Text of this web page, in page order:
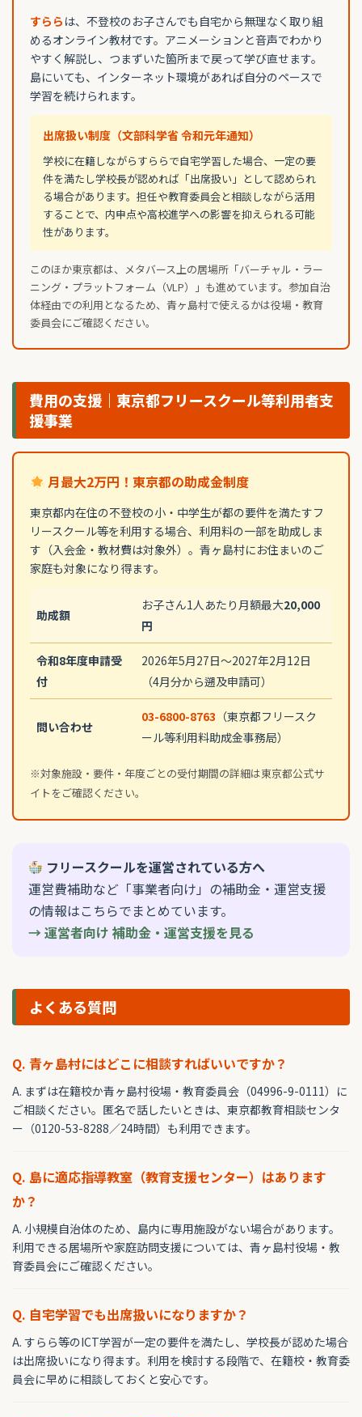
すらら は、不登校のお子さんでも自宅から無理なく取り組
めるオンライン教材です。アニメーションと音声でわかり
やすく解説し、つまずいた箇所まで戻って学び直せます。
島にいても、インターネット環境があれば自分のペースで
学習を続けられます。
出席扱い制度（文部科学省 令和元年通知）
学校に在籍しながらすららで自宅学習した場合、一定の要
件を満たし学校長が認めれば「出席扱い」として認められ
る場合があります。担任や教育委員会と相談しながら活用
することで、内申点や高校進学への影響を抑えられる可能
性があります。
このほか東京都は、メタバース上の居場所「バーチャル・ラー
ニング・プラットフォーム（VLP）」も進めています。参加自治
体経由での利用となるため、青ヶ島村で使えるかは役場・教育
委員会にご確認ください。
費用の支援｜東京都フリースクール等利用者支
援事業
月最大2万円！東京都の助成金制度
東京都内在住の不登校の小・中学生が都の要件を満たすフ
リースクール等を利用する場合、利用料の一部を助成しま
す（入会金・教材費は対象外）。青ヶ島村にお住まいのご
家庭も対象になり得ます。
助成額
お子さん1人あたり月額最大20,000
円
令和8年度申請受
付
2026年5月27日〜2027年2月12日
（4月分から遡及申請可）
問い合わせ
03-6800-8763 （東京都フリースク
ール等利用料助成金事務局）
※対象施設・要件・年度ごとの受付期間の詳細は東京都公式サ
イトをご確認ください。
フリースクールを運営されている方へ
運営費補助など「事業者向け」の補助金・運営支援
の情報はこちらでまとめています。
→ 運営者向け 補助金・運営支援を見る
よくある質問
Q. 青ヶ島村にはどこに相談すればいいですか？
A. まずは在籍校か青ヶ島村役場・教育委員会（04996-9-0111）に
ご相談ください。匿名で話したいときは、東京都教育相談センタ
ー（0120-53-8288／24時間）も利用できます。
Q. 島に適応指導教室（教育支援センター）はあります
か？
A. 小規模自治体のため、島内に専用施設がない場合があります。
利用できる居場所や家庭訪問支援については、青ヶ島村役場・教
育委員会にご確認ください。
Q. 自宅学習でも出席扱いになりますか？
A. すらら等のICT学習が一定の要件を満たし、学校長が認めた場合
は出席扱いになり得ます。利用を検討する段階で、在籍校・教育委
員会に早めに相談しておくと安心です。